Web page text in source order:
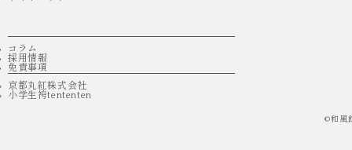
コラム
採用情報
免責事項
京都丸紅株式会社
小学生袴tententen
©和風